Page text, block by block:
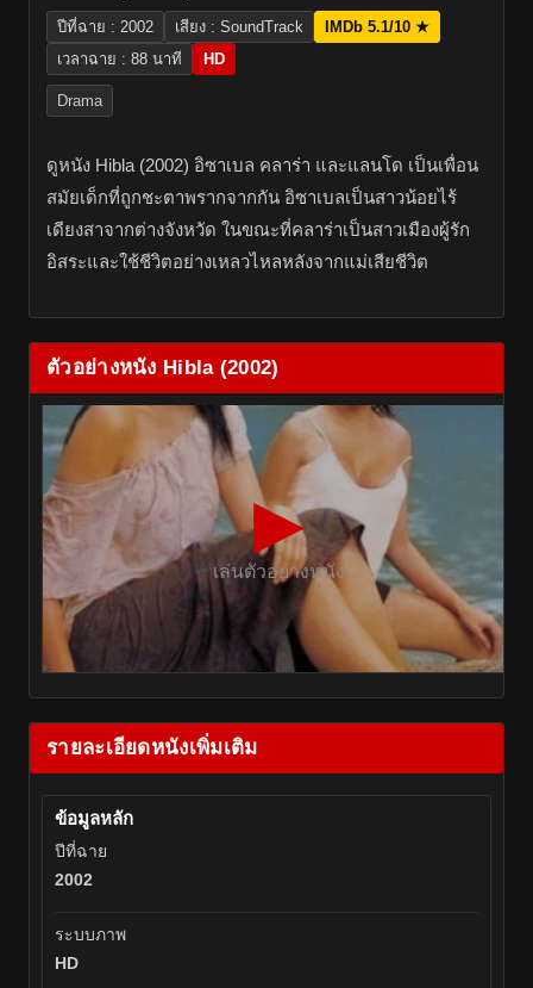
ปีที่ฉาย : 2002 เสียง : SoundTrack
IMDb 5.1/10 ★
เวลาฉาย : 88 นาที
HD
Drama
ดูหนัง Hibla (2002) อิซาเบล คลาร่า และแลนโด เป็นเพื่อน
สมัยเด็กที่ถูกชะตาพรากจากกัน อิซาเบลเป็นสาวน้อยไร้
เดียงสาจากต่างจังหวัด ในขณะที่คลาร่าเป็นสาวเมืองผู้รัก
อิสระและใช้ชีวิตอย่างเหลวไหลหลังจากแม่เสียชีวิต
ตัวอย่างหนัง Hibla (2002)
▶
เล่นตัวอย่างหนัง
รายละเอียดหนังเพิ่มเติม
ข้อมูลหลัก
ปีที่ฉาย
2002
ระบบภาพ
HD